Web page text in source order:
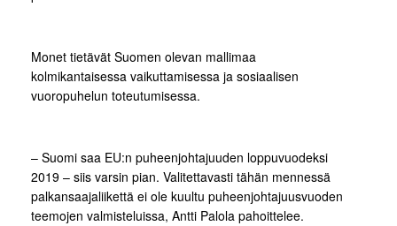
Monet tietävät Suomen olevan mallimaa
kolmikantaisessa vaikuttamisessa ja sosiaalisen
vuoropuhelun toteutumisessa.
– Suomi saa EU:n puheenjohtajuuden loppuvuodeksi
2019 – siis varsin pian. Valitettavasti tähän mennessä
palkansaajaliikettä ei ole kuultu puheenjohtajuusvuoden
teemojen valmisteluissa, Antti Palola pahoittelee.